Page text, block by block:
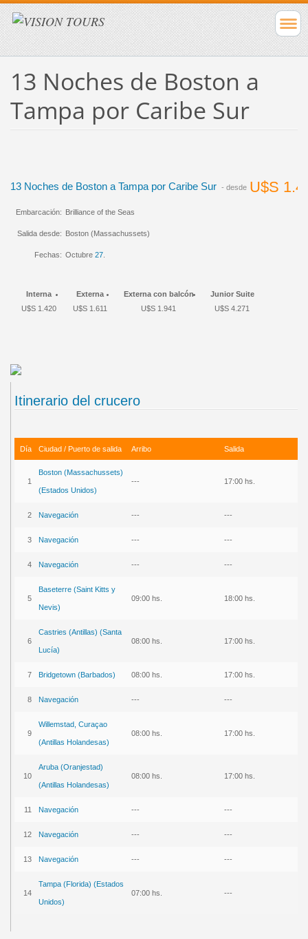
13 Noches de Boston a
Tampa por Caribe Sur
13 Noches de Boston a Tampa por Caribe Sur - desde U$S
Embarcación: Brilliance of the Seas
Salida desde: Boston (Massachussets)
Fechas: Octubre 27.
Interna
U$S 1.420
Externa
U$S 1.611
Externa con balcón
U$S 1.941
Junior Suite
U$S 4.271
Itinerario del crucero
Día Ciudad / Puerto de salida Arribo Salida
1
Boston (Massachussets)
(Estados Unidos)
--- 17:00 hs.
2 Navegación --- ---
3 Navegación --- ---
4 Navegación --- ---
5
Baseterre (Saint Kitts y
Nevis)
09:00 hs. 18:00 hs.
6
Castries (Antillas) (Santa
Lucía)
08:00 hs. 17:00 hs.
7 Bridgetown (Barbados) 08:00 hs. 17:00 hs.
8 Navegación --- ---
9
Willemstad, Curaçao
(Antillas Holandesas)
08:00 hs. 17:00 hs.
10
Aruba (Oranjestad)
(Antillas Holandesas)
08:00 hs. 17:00 hs.
11 Navegación --- ---
12 Navegación --- ---
13 Navegación --- ---
14
Tampa (Florida) (Estados
Unidos)
07:00 hs. ---